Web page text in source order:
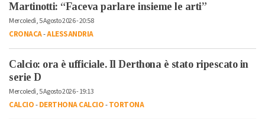
Martinotti: “Faceva parlare insieme le arti”
Mercoledì, 5 Agosto 2026 - 20:58
CRONACA-ALESSANDRIA
Calcio: ora è ufficiale. Il Derthona è stato ripescato in
serie D
Mercoledì, 5 Agosto 2026 - 19:13
CALCIO-DERTHONA CALCIO-TORTONA